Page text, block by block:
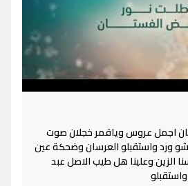
اجمل عروس وياقمر خجلان صوت
ورد واستقبلو العرسان وضحكة عين
الزين وعلينا هل طيب الاصل عبد